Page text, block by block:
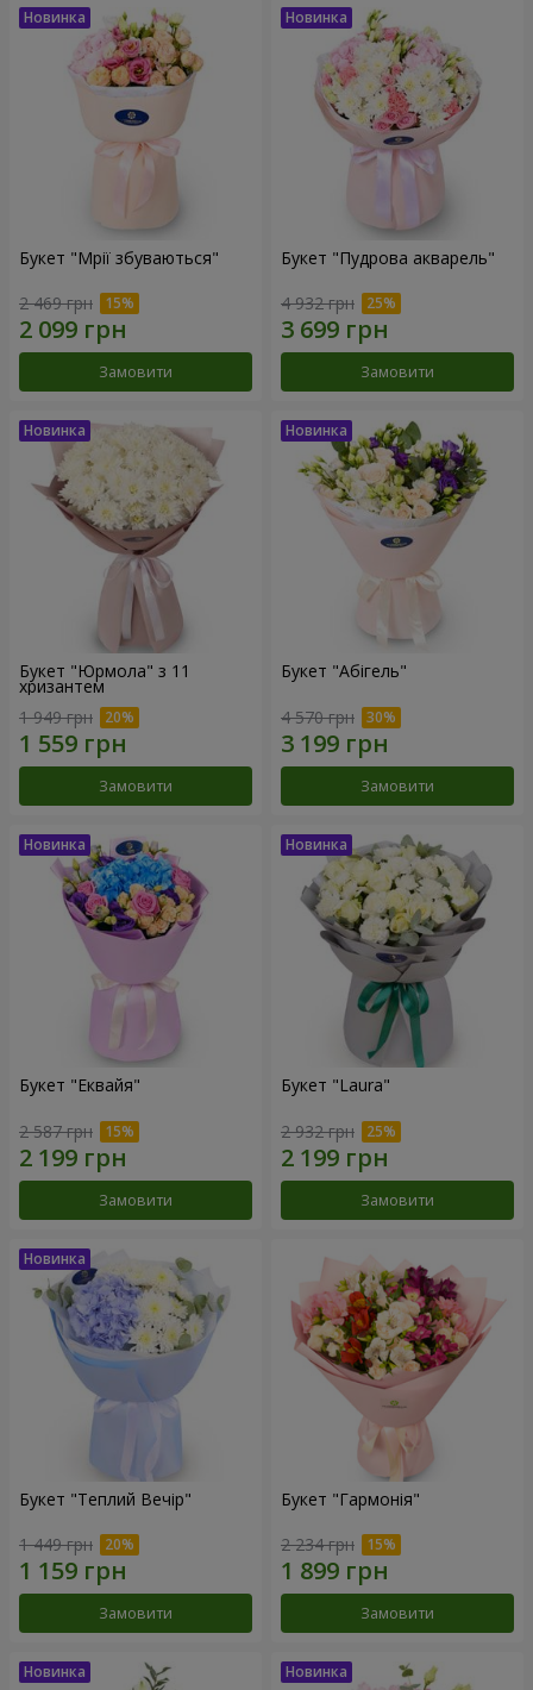
Букет "Мрії збуваються"
2 469 грн
Замовити
Букет "Пудрова акварель"
4 932 грн
Замовити
Букет "Юрмола" з 11
хризантем
1 949 грн
Замовити
Букет "Абігель"
4 570 грн
Замовити
Букет "Еквайя"
2 587 грн
Замовити
Букет "Laura"
2 932 грн
Замовити
Букет "Теплий Вечір"
1 449 грн
Замовити
Букет "Гармонія"
2 234 грн
Замовити